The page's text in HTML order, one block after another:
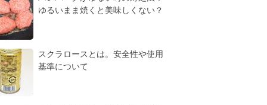
ゆるいまま焼くと美味しくない？
スクラロースとは。安全性や使用
基準について